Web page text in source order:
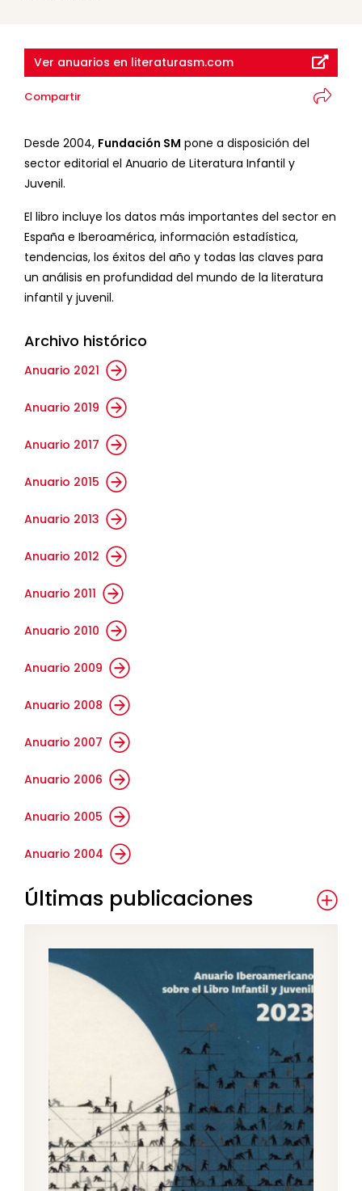
Ver anuarios en literaturasm.com
Compartir
Desde 2004, Fundación SM pone a disposición del
sector editorial el Anuario de Literatura Infantil y
Juvenil.
El libro incluye los datos más importantes del sector en
España e Iberoamérica, información estadística,
tendencias, los éxitos del año y todas las claves para
un análisis en profundidad del mundo de la literatura
infantil y juvenil.
Archivo histórico
Anuario 2021
Anuario 2019
Anuario 2017
Anuario 2015
Anuario 2013
Anuario 2012
Anuario 2011
Anuario 2010
Anuario 2009
Anuario 2008
Anuario 2007
Anuario 2006
Anuario 2005
Anuario 2004
Últimas publicaciones